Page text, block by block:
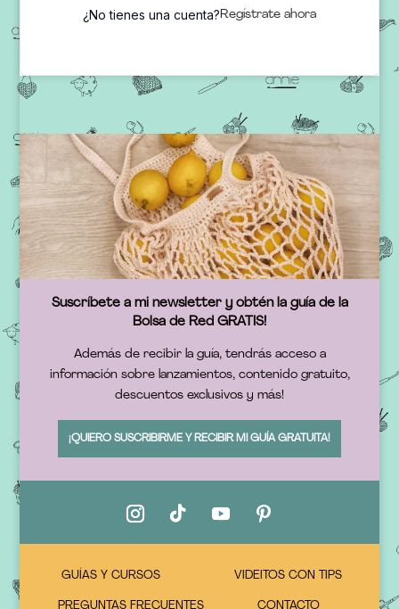
¿No tienes una cuenta?Regístrate ahora
Suscríbete a mi newsletter y obtén la guía de la
Bolsa de Red GRATIS!
Además de recibir la guía, tendrás acceso a
información sobre lanzamientos, contenido gratuito,
descuentos exclusivos y más!
¡QUIERO SUSCRIBIRME Y RECIBIR MI GUÍA GRATUITA!
GUÍAS Y CURSOS VIDEITOS CON TIPS
PREGUNTAS FRECUENTES CONTACTO